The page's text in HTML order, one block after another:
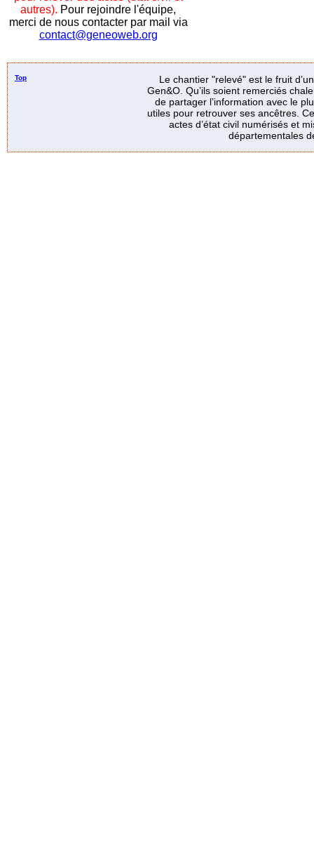
autres). Pour rejoindre l'équipe,
merci de nous contacter par mail via
contact@geneoweb.org
Top
Le chantier "relevé" est le fruit
Gen&O. Qu’ils soient remerciés
de partager l’information avec le
utiles pour retrouver ses ancêtres.
actes d’état civil numérisés et
départementales